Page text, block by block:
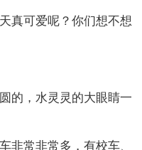
真可爱呢？你们想不想
的，水灵灵的大眼睛一
非常非常多，有校车、